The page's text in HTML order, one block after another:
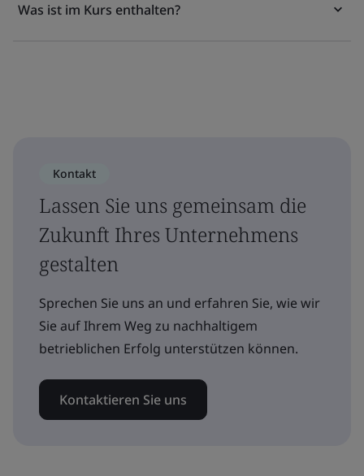
Was ist im Kurs enthalten?
Kontakt
Lassen Sie uns gemeinsam die
Zukunft Ihres Unternehmens
gestalten
Sprechen Sie uns an und erfahren Sie, wie wir
Sie auf Ihrem Weg zu nachhaltigem
betrieblichen Erfolg unterstützen können.
Kontaktieren Sie uns